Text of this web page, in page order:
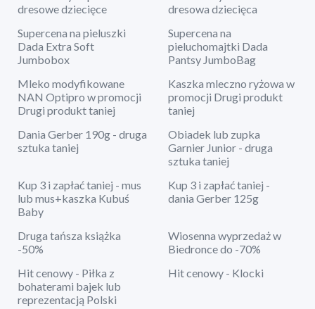
dresowe dziecięce
dresowa dziecięca
Supercena na pieluszki
Dada Extra Soft
Jumbobox
Supercena na
pieluchomajtki Dada
Pantsy JumboBag
Mleko modyfikowane
NAN Optipro w promocji
Drugi produkt taniej
Kaszka mleczno ryżowa w
promocji Drugi produkt
taniej
Dania Gerber 190g - druga
sztuka taniej
Obiadek lub zupka
Garnier Junior - druga
sztuka taniej
Kup 3 i zapłać taniej - mus
lub mus+kaszka Kubuś
Baby
Kup 3 i zapłać taniej -
dania Gerber 125g
Druga tańsza książka
-50%
Wiosenna wyprzedaż w
Biedronce do -70%
Hit cenowy - Piłka z
bohaterami bajek lub
reprezentacją Polski
Hit cenowy - Klocki